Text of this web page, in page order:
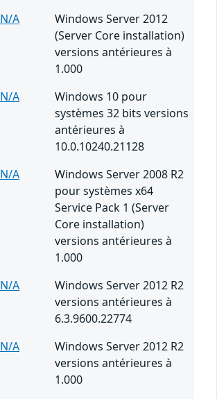
N/A
Windows Server 2012
(Server Core installation)
versions antérieures à
1.000
N/A
Windows 10 pour
systèmes 32 bits versions
antérieures à
10.0.10240.21128
N/A
Windows Server 2008 R2
pour systèmes x64
Service Pack 1 (Server
Core installation)
versions antérieures à
1.000
N/A
Windows Server 2012 R2
versions antérieures à
6.3.9600.22774
N/A
Windows Server 2012 R2
versions antérieures à
1.000